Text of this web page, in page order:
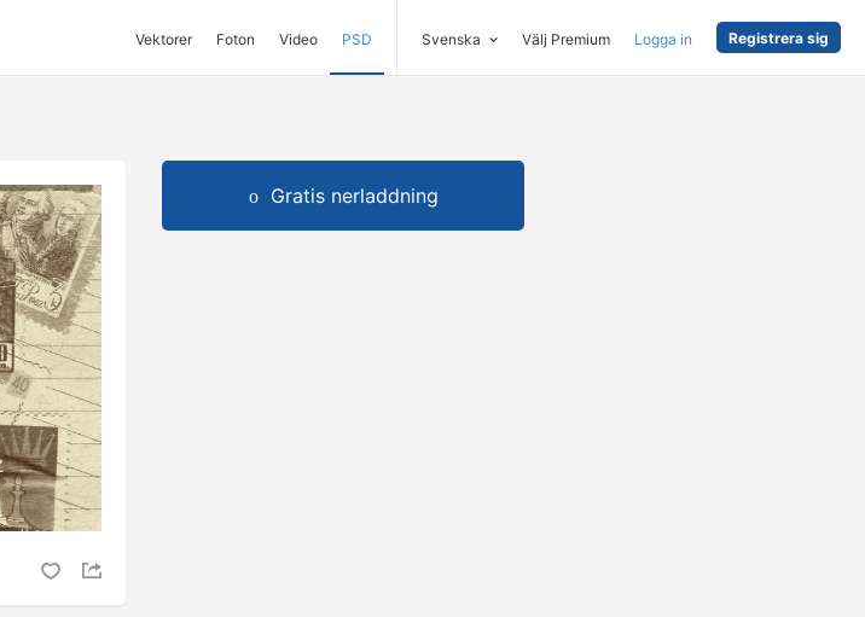
Vektorer Foton Video PSD Svenska Välj Premium Logga in Registrera sig
Gratis nerladdning